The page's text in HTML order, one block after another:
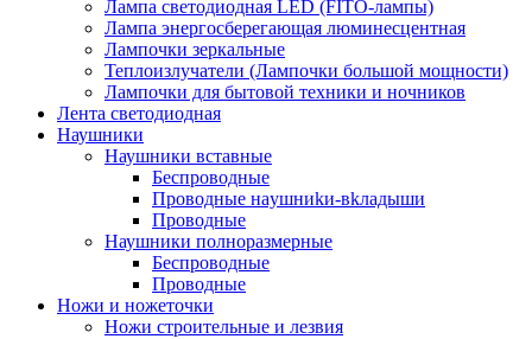
Лампа светодиодная LED (FITO-лампы)
Лампа энергосберегающая люминесцентная
Лампочки зеркальные
Теплоизлучатели (Лампочки большой мощности)
Лампочки для бытовой техники и ночников
Лента светодиодная
Наушники
Наушники вставные
Беспроводные
Пpoвoдныe нayшниkи-вkлaдыши
Проводные
Наушники полноразмерные
Беспроводные
Проводные
Ножи и ножеточки
Ножи строительные и лезвия